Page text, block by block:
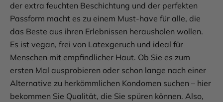
der extra feuchten Beschichtung und der perfekten
Passform macht es zu einem Must-have für alle, die
das Beste aus ihren Erlebnissen herausholen wollen.
Es ist vegan, frei von Latexgeruch und ideal für
Menschen mit empfindlicher Haut. Ob Sie es zum
ersten Mal ausprobieren oder schon lange nach einer
Alternative zu herkömmlichen Kondomen suchen – hier
bekommen Sie Qualität, die Sie spüren können. Also,